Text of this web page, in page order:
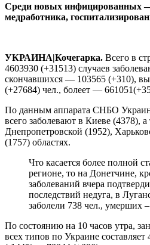
Среди новых инфицированных —
медработника,
УКРАИНА|Кочегарка. Всего в
4603930 (+31513) случаев
скончавшихся — 103565 (+310),
(+27684) чел., болеет —
По данным аппарата СНБО
всего заболевают в Киеве (4378),
Днепропетровской (1952),
(1757) областях.
Что касается более полной
регионе, то на Донетчине,
заболеваний вчера
последствий недуга, в
заболели 738 чел., умерших
По состоянию на 10 часов утра,
всех типов по Украине